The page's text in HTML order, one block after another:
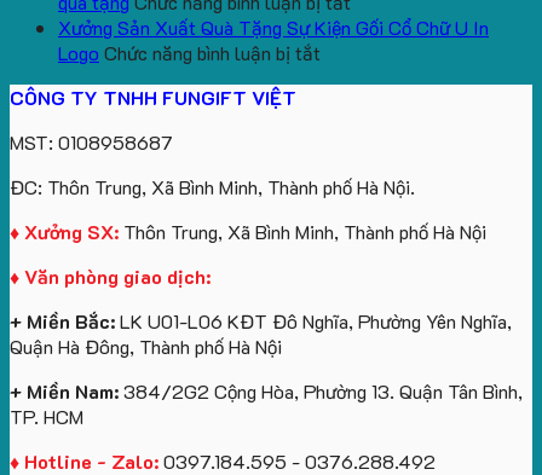
Công
lớn
logo
số
lượng
theo
yêu
cầu
giấy
in
Vinhomes
gấu
logo
Future
Group
Gấu
in
Catherine
tặng
Xưởng Sản Xuất Quà Tặng Sự Kiện Gối Cổ Chữ U In
Logo Chức năng bình luận bị tắt
Tặng
Sự
Kiện
U
Logo
CÔNG TY TNHH FUNGIFT VIỆT
MST: 0108958687
ĐC: Thôn Trung, Xã Bình Minh, Thành phố Hà Nội.
♦ Xưởng SX: Thôn Trung, Xã Bình Minh, Thành phố Hà Nội
♦ Văn phòng giao dịch:
+ Miền Bắc:LK U01-L06 KĐT Đô Nghĩa, Phường Yên Nghĩa,
Quận Hà Đông, Thành phố Hà Nội
+ Miền Nam:384/2G2 Cộng Hòa, Phường 13. Quận Tân Bình,
TP. HCM
♦ Hotline - Zalo:0397.184.595 - 0376.288.492